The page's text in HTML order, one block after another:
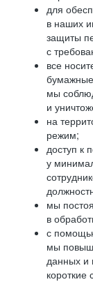
для
в наших
защиты
с
все
мы
и
на
режим;
доступ к
у
мы
в
с
мы
данных и
короткие